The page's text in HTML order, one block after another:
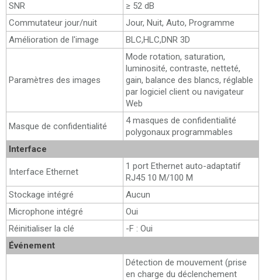
SNR
≥ 52 dB
Commutateur jour/nuit
Jour, Nuit, Auto, Programme
Amélioration de l'image
BLC,HLC,DNR 3D
Paramètres des images
Mode rotation, saturation,
luminosité, contraste, netteté,
gain, balance des blancs, réglable
par logiciel client ou navigateur
Web
Masque de confidentialité
4 masques de confidentialité
polygonaux programmables
Interface
Interface Ethernet
1 port Ethernet auto-adaptatif
RJ45 10 M/100 M
Stockage intégré
Aucun
Microphone intégré
Oui
Réinitialiser la clé
-F : Oui
Événement
Détection de mouvement (prise
en charge du déclenchement